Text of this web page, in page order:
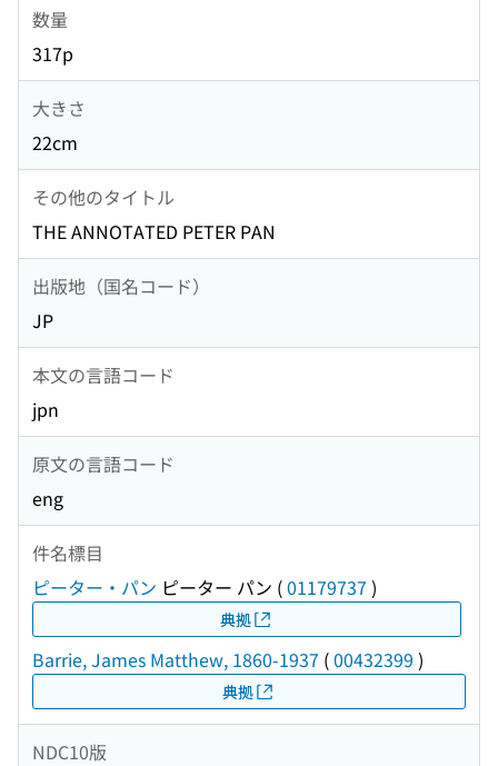
数量
317p
大きさ
22cm
その他のタイトル
THE ANNOTATED PETER PAN
出版地（国名コード）
JP
本文の言語コード
jpn
原文の言語コード
eng
件名標目
ピーター・パン ピーター パン (01179737 )
典拠
Barrie, James Matthew, 1860-1937 (00432399 )
典拠
NDC10版